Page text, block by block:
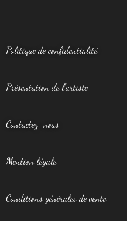
Politique de confidentialité
Présentation de l’artiste
Contactez-nous
Mention légale
Conditions générales de vente